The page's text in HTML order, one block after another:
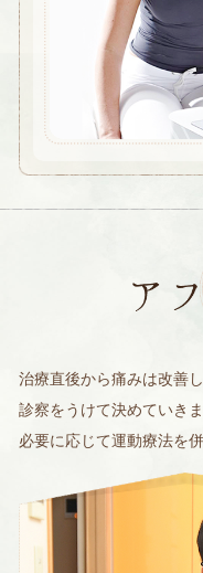
治療直後から痛みは改善
診察をうけて決めていきま
必要に応じて運動療法を